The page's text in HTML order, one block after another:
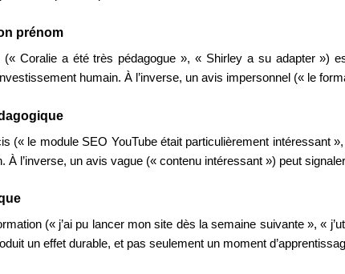
prénom
Coralie a été très pédagogue », « Shirley a su adapter »)
humain. À l’inverse, un avis impersonnel (« le
(« le module SEO YouTube était particulièrement intéressant
À l’inverse, un avis vague (« contenu intéressant ») peut
(« j’ai pu lancer mon site dès la semaine suivante », «
un effet durable, et pas seulement un moment